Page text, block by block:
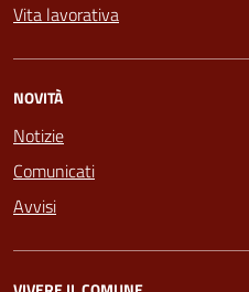
Vita lavorativa
NOVITÀ
Notizie
Comunicati
Avvisi